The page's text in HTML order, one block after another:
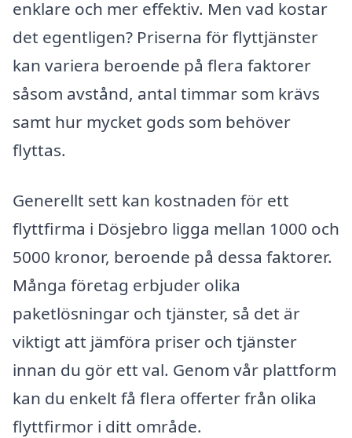
enklare och mer effektiv. Men vad kostar
det egentligen? Priserna för flyttjänster
kan variera beroende på flera faktorer
såsom avstånd, antal timmar som krävs
samt hur mycket gods som behöver
flyttas.
Generellt sett kan kostnaden för ett
flyttfirma i Dösjebro ligga mellan 1000 och
5000 kronor, beroende på dessa faktorer.
Många företag erbjuder olika
paketlösningar och tjänster, så det är
viktigt att jämföra priser och tjänster
innan du gör ett val. Genom vår plattform
kan du enkelt få flera offerter från olika
flyttfirmor i ditt område.